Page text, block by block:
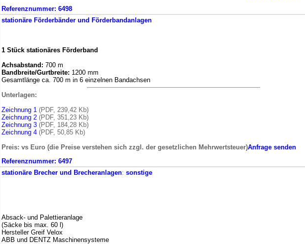
Referenznummer: 6498
stationäre Förderbänder und Förderbandanlagen
1 Stück stationäres Förderband
Achsabstand: 700 m
Bandbreite/Gurtbreite: 1200 mm
Gesamtlänge ca. 700 m in 6 einzelnen Bandachsen
Unterlagen:
Zeichnung 1 (PDF, 239,42 Kb)
Zeichnung 2 (PDF, 351,23 Kb)
Zeichnung 3 (PDF, 184,28 Kb)
Zeichnung 4 (PDF, 50,85 Kb)
Preis: vs Euro (die Preise verstehen sich zzgl. der gesetzlichen Mehrwertsteuer)Anfrage senden
Referenznummer: 6497
stationäre Brecher und Brecheranlagen: sonstige
Absack- und Palettieranlage
(Säcke bis max. 60 l)
Hersteller Greif Velox
ABB und DENTZ Maschinensysteme